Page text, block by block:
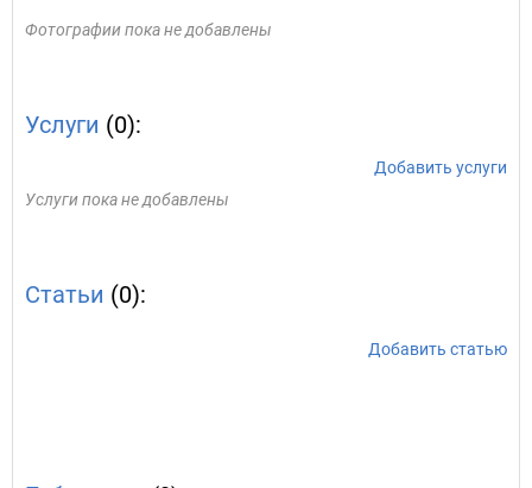
Фотографии пока не добавлены
Услуги (0):
Добавить услуги
Услуги пока не добавлены
Статьи (0):
Добавить статью